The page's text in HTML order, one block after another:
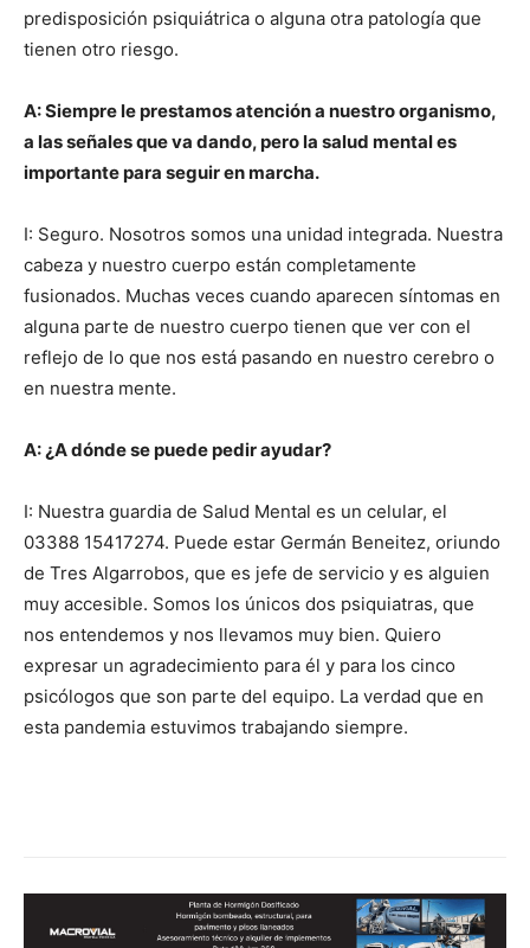
predisposición psiquiátrica o alguna otra patología que
tienen otro riesgo.
A: Siempre le prestamos atención a nuestro organismo,
a las señales que va dando, pero la salud mental es
importante para seguir en marcha.
I: Seguro. Nosotros somos una unidad integrada. Nuestra
cabeza y nuestro cuerpo están completamente
fusionados. Muchas veces cuando aparecen síntomas en
alguna parte de nuestro cuerpo tienen que ver con el
reflejo de lo que nos está pasando en nuestro cerebro o
en nuestra mente.
A: ¿A dónde se puede pedir ayudar?
I: Nuestra guardia de Salud Mental es un celular, el
03388 15417274. Puede estar Germán Beneitez, oriundo
de Tres Algarrobos, que es jefe de servicio y es alguien
muy accesible. Somos los únicos dos psiquiatras, que
nos entendemos y nos llevamos muy bien. Quiero
expresar un agradecimiento para él y para los cinco
psicólogos que son parte del equipo. La verdad que en
esta pandemia estuvimos trabajando siempre.